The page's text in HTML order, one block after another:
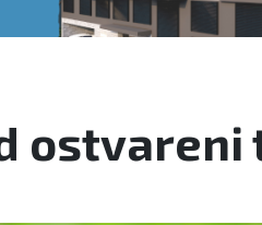
ostvareni